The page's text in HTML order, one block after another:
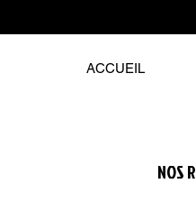
ACCUEIL
NOS R